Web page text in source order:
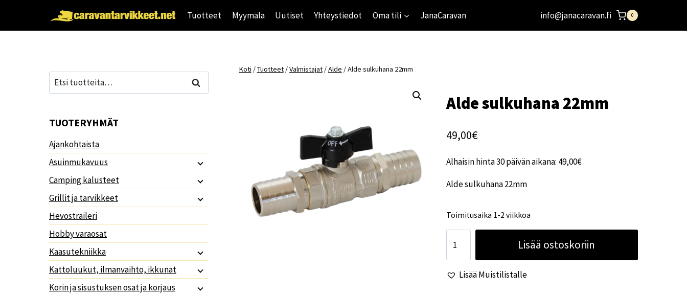
Tuotteet Myymälä Uutiset Yhteystiedot Oma tili JanaCaravan info@janacaravan.fi 0
Koti /Tuotteet /Valmistajat /Alde /Alde sulkuhana 22mm
Alde sulkuhana 22mm
49,00€
Alhaisin hinta 30 päivän aikana: 49,00€
Alde sulkuhana 22mm
Toimitusaika 1-2 viikkoa
sulkuhana
22mm
määrä
Lisää ostoskoriin
Lisää Muistilistalle
Etsi: Haku
TUOTERYHMÄT
Ajankohtaista
Asuinmukavuus
Camping kalusteet
Grillit ja tarvikkeet
Hevostraileri
Hobby varaosat
Kaasutekniikka
Kattoluukut, ilmanvaihto, ikkunat
Korin ja sisustuksen osat ja korjaus